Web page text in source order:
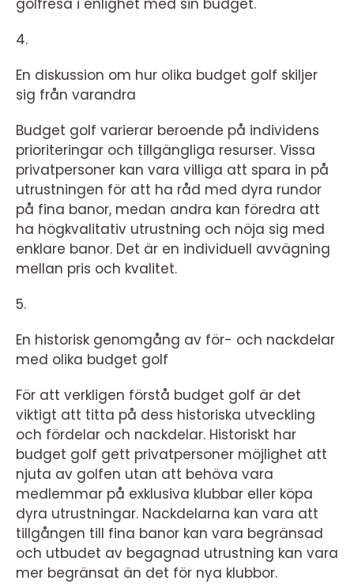
golfresa i enlighet med sin budget.
4.
En diskussion om hur olika budget golf skiljer
sig från varandra
Budget golf varierar beroende på individens
prioriteringar och tillgängliga resurser. Vissa
privatpersoner kan vara villiga att spara in på
utrustningen för att ha råd med dyra rundor
på fina banor, medan andra kan föredra att
ha högkvalitativ utrustning och nöja sig med
enklare banor. Det är en individuell avvägning
mellan pris och kvalitet.
5.
En historisk genomgång av för- och nackdelar
med olika budget golf
För att verkligen förstå budget golf är det
viktigt att titta på dess historiska utveckling
och fördelar och nackdelar. Historiskt har
budget golf gett privatpersoner möjlighet att
njuta av golfen utan att behöva vara
medlemmar på exklusiva klubbar eller köpa
dyra utrustningar. Nackdelarna kan vara att
tillgången till fina banor kan vara begränsad
och utbudet av begagnad utrustning kan vara
mer begränsat än det för nya klubbor.